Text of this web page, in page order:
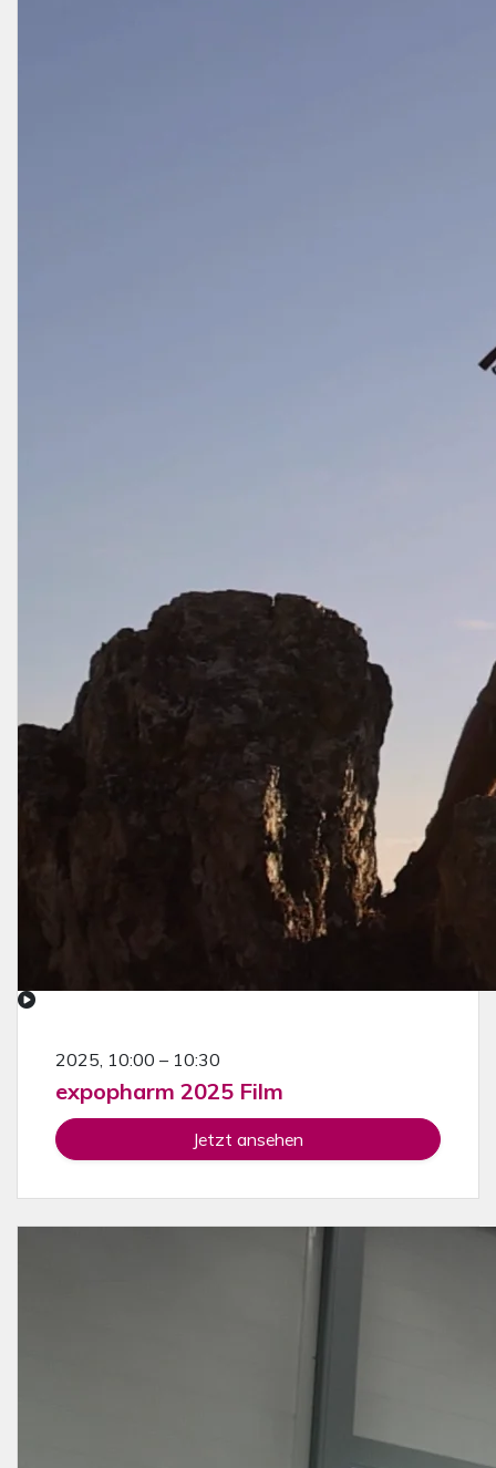
2025, 10:00 – 10:30
expopharm 2025 Film
Jetzt ansehen